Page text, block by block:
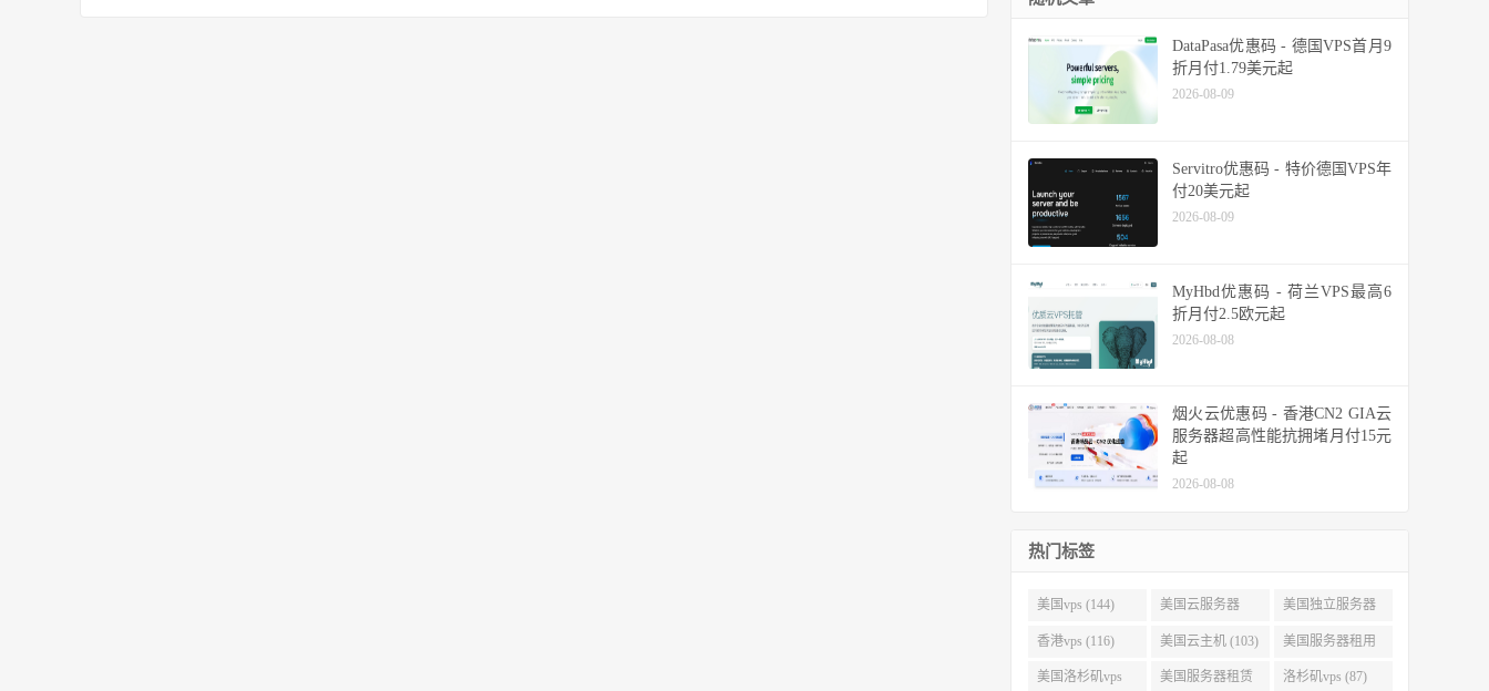
DataPasa优惠码 - 德国VPS首月9
折月付1.79美元起
2026-08-09
Servitro优惠码 - 特价德国VPS年
付20美元起
2026-08-09
MyHbd优惠码 - 荷兰VPS最高6
折月付2.5欧元起
2026-08-08
烟火云优惠码 - 香港CN2 GIA云
服务器超高性能抗拥堵月付15元
起
2026-08-08
热门标签
美国vps (144) 美国云服务器
(143)
美国独立服务器
(118)
香港vps (116) 美国云主机 (103) 美国服务器租用
(99)
美国洛杉矶vps 美国服务器租赁 洛杉矶vps (87)